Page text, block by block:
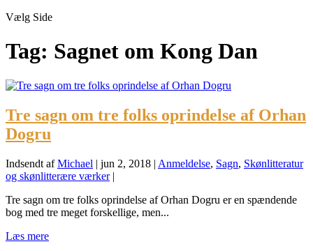
Vælg Side
Tag: Sagnet om Kong Dan
Tre sagn om tre folks oprindelse af Orhan
Dogru
Indsendt afMichael | jun 2, 2018 | Anmeldelse, Sagn, Skønlitteratur
og skønlitterære værker|
Tre sagn om tre folks oprindelse af Orhan Dogru er en spændende
bog med tre meget forskellige, men...
Læs mere